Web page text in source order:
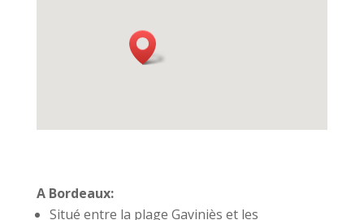
A Bordeaux:
Situé entre la plage Gaviniès et les